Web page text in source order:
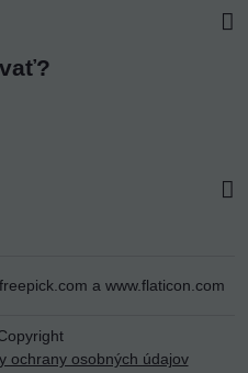
a www.flaticon.com
ochrany osobných údajov